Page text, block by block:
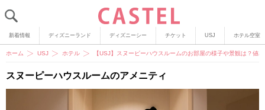
新着情報 ディズニーランド ディズニーシー チケット USJ ホテル空室
ホーム USJ ホテル 【USJ】スヌーピーハウスルームのお部屋の様子や景観は？値
スヌーピーハウスルームのアメニティ